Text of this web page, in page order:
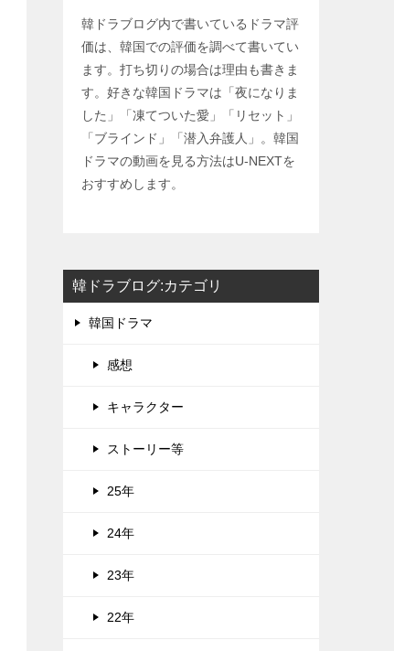
韓ドラブログ内で書いているドラマ評
価は、韓国での評価を調べて書いてい
ます。打ち切りの場合は理由も書きま
す。好きな韓国ドラマは「夜になりま
した」「凍てついた愛」「リセット」
「ブラインド」「潜入弁護人」。韓国
ドラマの動画を見る方法はU-NEXTを
おすすめします。
韓ドラブログ:カテゴリ
韓国ドラマ
感想
キャラクター
ストーリー等
25年
24年
23年
22年